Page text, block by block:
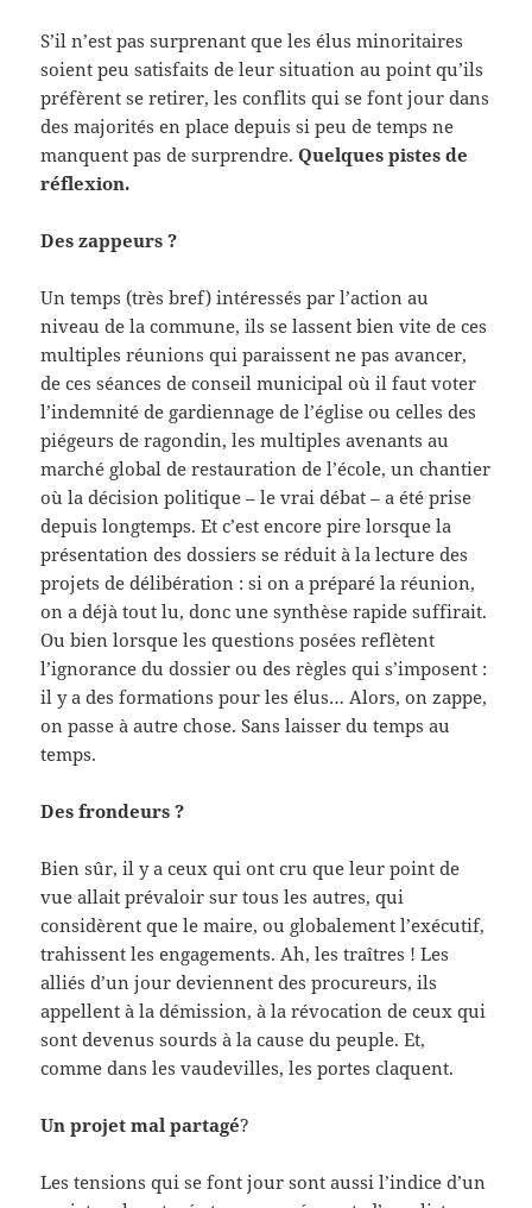
S’il n’est pas surprenant que les élus minoritaires
soient peu satisfaits de leur situation au point qu’ils
préfèrent se retirer, les conflits qui se font jour dans
des majorités en place depuis si peu de temps ne
manquent pas de surprendre.Quelques pistes de
réflexion.
Des zappeurs ?
Un temps (très bref) intéressés par l’action au
niveau de la commune, ils se lassent bien vite de ces
multiples réunions qui paraissent ne pas avancer,
de ces séances de conseil municipal où il faut voter
l’indemnité de gardiennage de l’église ou celles des
piégeurs de ragondin, les multiples avenants au
marché global de restauration de l’école, un chantier
où la décision politique – le vrai débat – a été prise
depuis longtemps. Et c’est encore pire lorsque la
présentation des dossiers se réduit à la lecture des
projets de délibération : si on a préparé la réunion,
on a déjà tout lu, donc une synthèse rapide suffirait.
Ou bien lorsque les questions posées reflètent
l’ignorance du dossier ou des règles qui s’imposent :
il y a des formations pour les élus… Alors, on zappe,
on passe à autre chose. Sans laisser du temps au
temps.
Des frondeurs ?
Bien sûr, il y a ceux qui ont cru que leur point de
vue allait prévaloir sur tous les autres, qui
considèrent que le maire, ou globalement l’exécutif,
trahissent les engagements. Ah, les traîtres ! Les
alliés d’un jour deviennent des procureurs, ils
appellent à la démission, à la révocation de ceux qui
sont devenus sourds à la cause du peuple. Et,
comme dans les vaudevilles, les portes claquent.
Un projet mal partagé?
Les tensions qui se font jour sont aussi l’indice d’un